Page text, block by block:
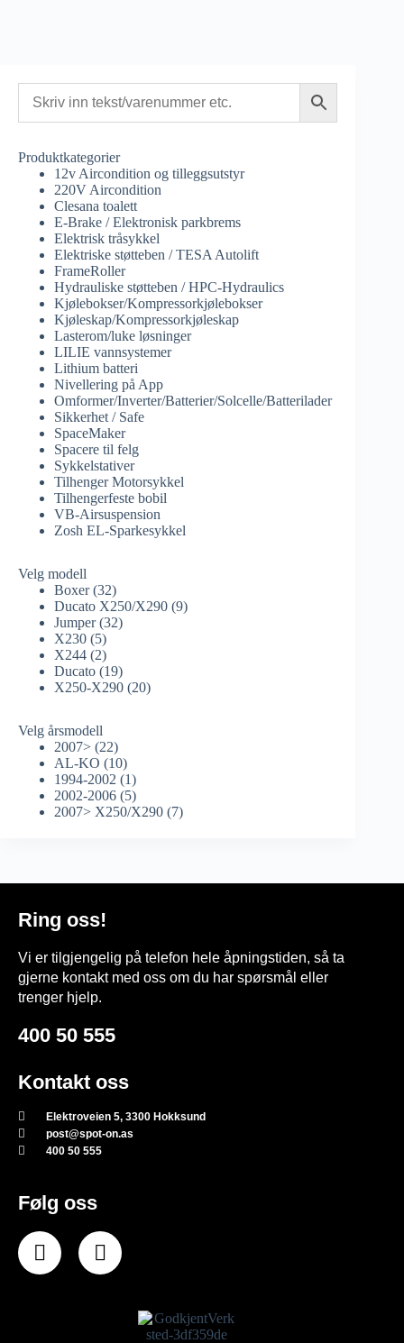
Produktkategorier
12v Aircondition og tilleggsutstyr
220V Aircondition
Clesana toalett
E-Brake / Elektronisk parkbrems
Elektrisk tråsykkel
Elektriske støtteben / TESA Autolift
FrameRoller
Hydrauliske støtteben / HPC-Hydraulics
Kjølebokser/Kompressorkjølebokser
Kjøleskap/Kompressorkjøleskap
Lasterom/luke løsninger
LILIE vannsystemer
Lithium batteri
Nivellering på App
Omformer/Inverter/Batterier/Solcelle/Batterilader
Sikkerhet / Safe
SpaceMaker
Spacere til felg
Sykkelstativer
Tilhenger Motorsykkel
Tilhengerfeste bobil
VB-Airsuspension
Zosh EL-Sparkesykkel
Velg modell
Boxer (32)
Ducato X250/X290 (9)
Jumper (32)
X230 (5)
X244 (2)
Ducato (19)
X250-X290 (20)
Velg årsmodell
2007> (22)
AL-KO (10)
1994-2002 (1)
2002-2006 (5)
2007> X250/X290 (7)
Ring oss!
Vi er tilgjengelig på telefon hele åpningstiden, så ta
gjerne kontakt med oss om du har spørsmål eller
trenger hjelp.
400 50 555
Kontakt oss
Elektroveien 5, 3300 Hokksund
post@spot-on.as
400 50 555
Følg oss